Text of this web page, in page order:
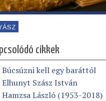
cikkek
Búcsúzni kell egy baráttól
Elhunyt Szász István
Hamzsa László (1953-2018)